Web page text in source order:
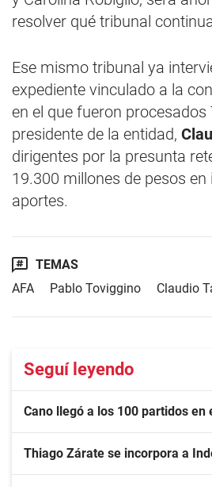
resolver qué tribunal
Ese mismo tribunal ya
expediente vinculado a la
en el que fueron procesados
presidente de la entidad,
dirigentes por la presunta
19.300 millones de pesos
aportes.
TEMAS
AFA
Pablo Toviggino Claudio
Seguí leyendo
Cano llegó a los 100 partidos
Thiago Zárate se incorpora a